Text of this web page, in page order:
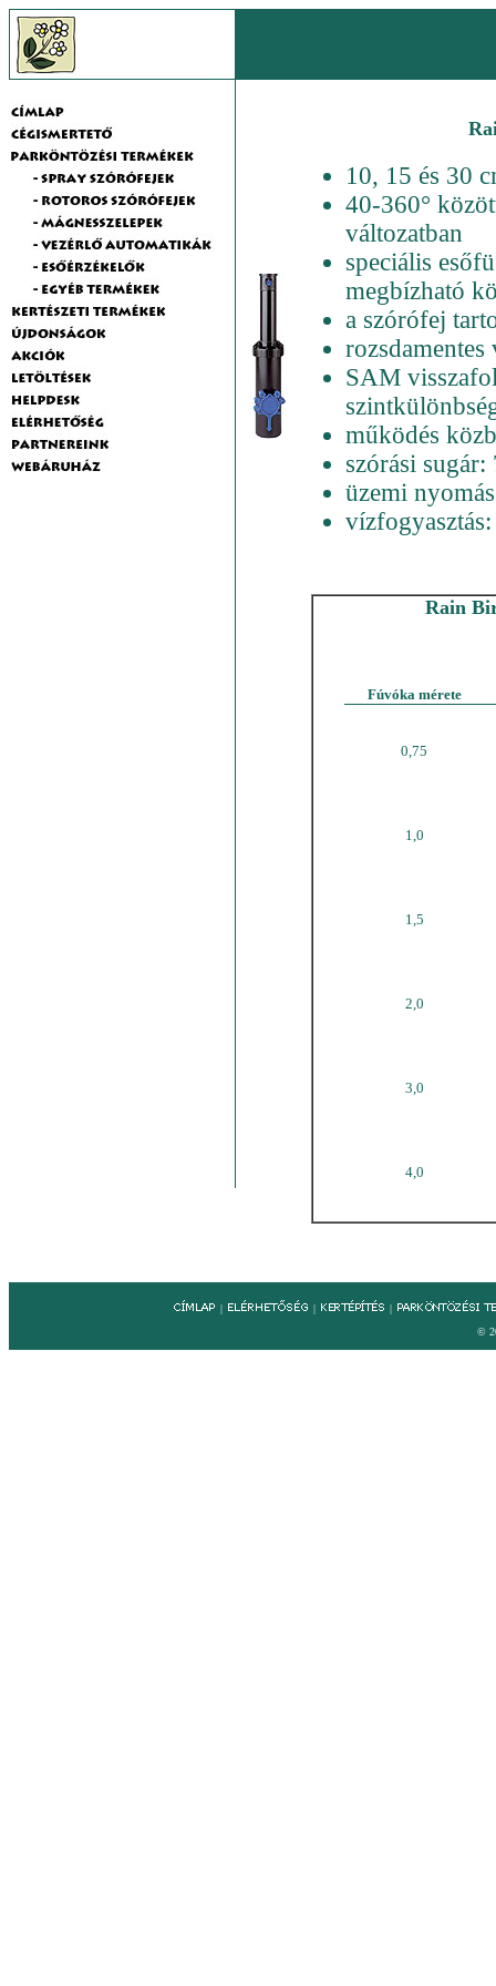
10, 15 és 30
40-360°
változatban
speciális
megbízható
a szórófej
SAM
működés
szórási
üzemi
Rain
Fúvóka mérete
0,75
1,0
1,5
2,0
3,0
4,0
| |
|
©